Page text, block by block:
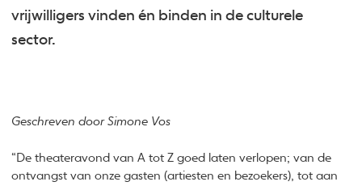
vrijwilligers vinden én binden in de culturele
sector.
Geschreven door Simone Vos
“De theateravond van A tot Z goed laten verlopen; van de
ontvangst van onze gasten (artiesten en bezoekers), tot aan